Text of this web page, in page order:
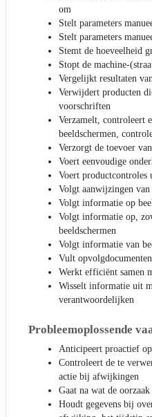
om
Stelt parameters
Stelt parameters
Stemt de hoeveelheid
Stopt de machine-
Vergelijkt resultaten
Verwijdert producten
voorschriften
Verzamelt, controleert
beeldschermen,
Verzorgt de toevoer
Voert eenvoudige
Voert productcontroles
Volgt aanwijzingen
Volgt informatie op
Volgt informatie op,
beeldschermen
Volgt informatie van
Vult
Werkt efficiënt samen
Wisselt informatie uit
verantwoordelijken
Probleemoplossende
Anticipeert proactief
Controleert de te
actie bij afwijkingen
Gaat na wat de
Houdt gegevens bij